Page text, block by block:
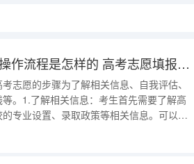
高考志愿填报的具体操作流程是怎样的 高考志愿填报流程图解
志愿的步骤为了解相关信息、自我评估、
。1.了解相关信息：考生首先需要了解高
专业设置、录取政策等相关信息。可以参
南、学校官方网站、招生信息网等渠道获